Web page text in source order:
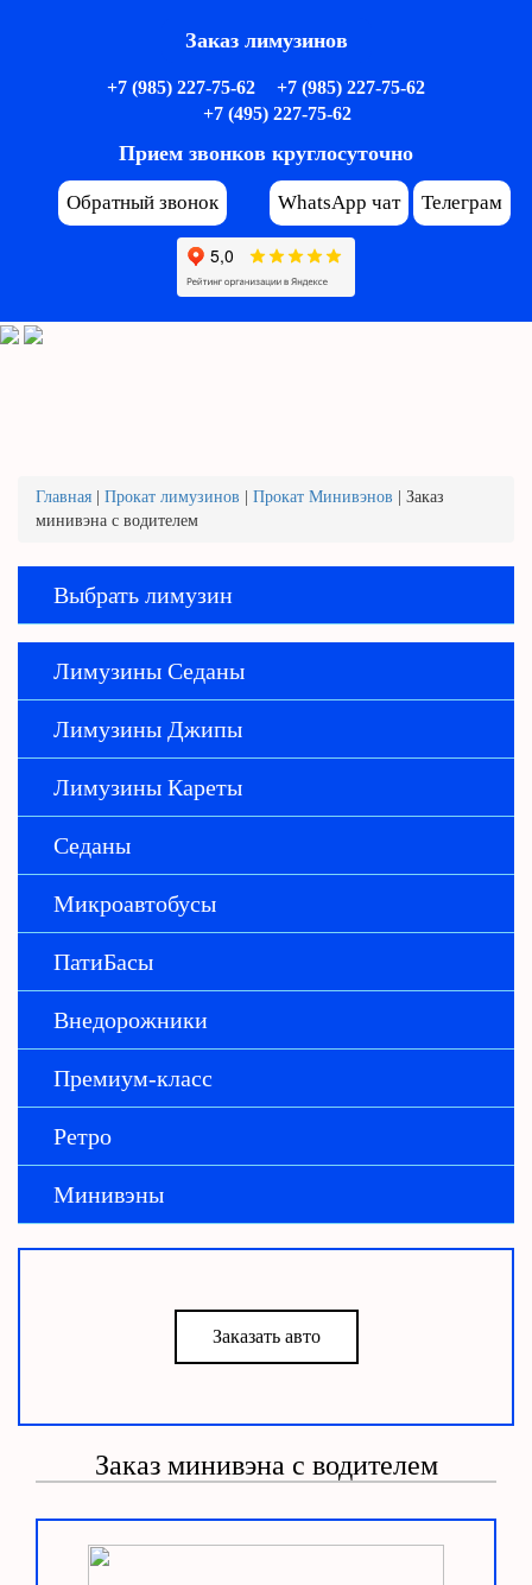
Заказ лимузинов
+7 (985) 227-75-62
+7 (985) 227-75-62
+7 (495) 227-75-62
Прием звонков круглосуточно
Обратный звонок WhatsApp чат Телеграм
Главная Прокат лимузинов Прокат Минивэнов
Заказ
минивэна с водителем
Выбрать лимузин
Лимузины Седаны
Лимузины Джипы
Лимузины Кареты
Седаны
Микроавтобусы
ПатиБасы
Внедорожники
Премиум-класс
Ретро
Минивэны
Заказать авто
Заказ минивэна с водителем